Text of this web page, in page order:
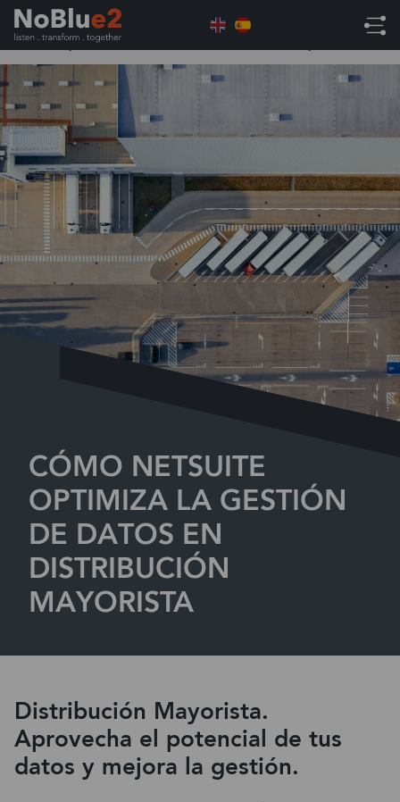
Home Uncategorised
Cómo NetSuite Mejora la
Gestión y Uso de Datos en la Distribución Mayorista
CÓMO NETSUITE
OPTIMIZA LA GESTIÓN
DE DATOS EN
DISTRIBUCIÓN
MAYORISTA
Distribución Mayorista.
Aprovecha el potencial de tus
datos y mejora la gestión.